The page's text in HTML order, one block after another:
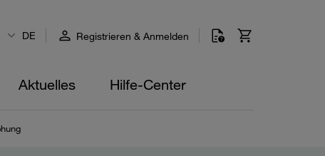
DE Registrieren & Anmelden
Aktuelles Hilfe-Center